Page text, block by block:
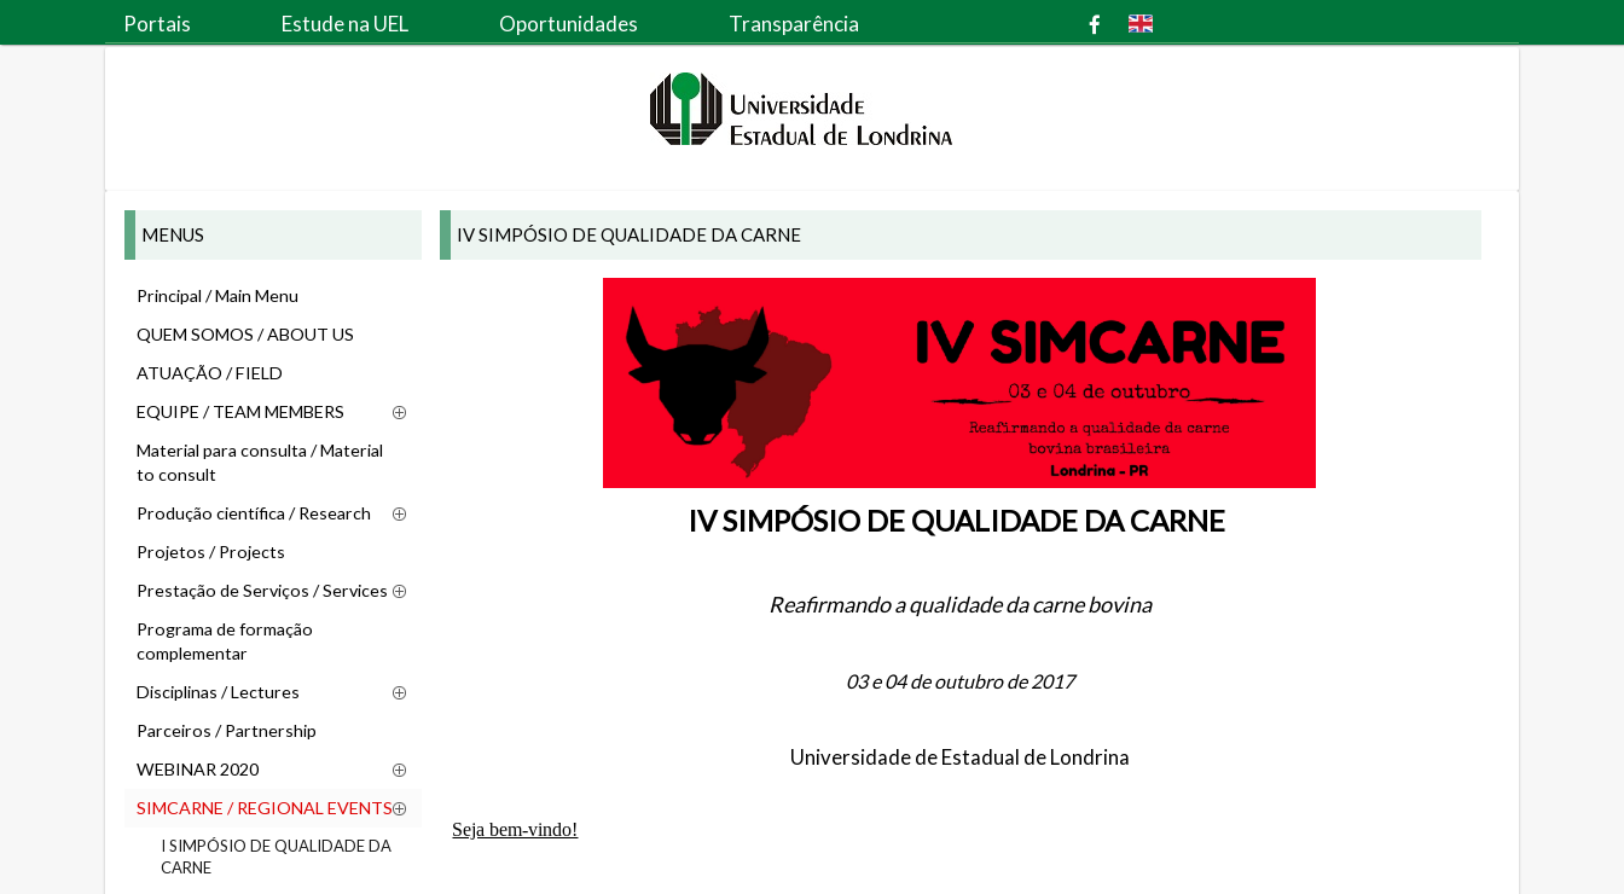
Portais Estude na UEL Oportunidades Transparência
MENUS
Principal / Main Menu
QUEM SOMOS / ABOUT US
ATUAÇÃO / FIELD
EQUIPE / TEAM MEMBERS
Material para consulta / Material
to consult
Produção científica / Research
Projetos / Projects
Prestação de Serviços / Services
Programa de formação
complementar
Disciplinas / Lectures
Parceiros / Partnership
WEBINAR 2020
SIMCARNE / REGIONAL EVENTS
I SIMPÓSIO DE QUALIDADE DA
CARNE
IV SIMPÓSIO DE QUALIDADE DA CARNE
IV SIMPÓSIO DE QUALIDADE DA CARNE
Reafirmando a qualidade da carne bovina
03 e 04 de outubro de 2017
Universidade de Estadual de Londrina
Seja bem-vindo!